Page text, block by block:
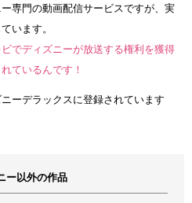
専門の動画配信サービスですが、実
います。
でディズニーが放送する権利を獲得
ているんです！
ーデラックスに登録されています
ー以外の作品